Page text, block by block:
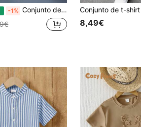
-1% Conjunto de 2 peças para menino com estampa de cabeça de lobo: camiseta de manga curta e shorts. Roupa casual.
8,49€